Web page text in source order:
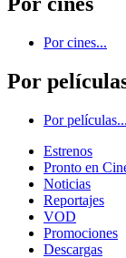
Por cines...
Por
Por películas...
Estrenos
Pronto en
Noticias
Reportajes
VOD
Promociones
Descargas